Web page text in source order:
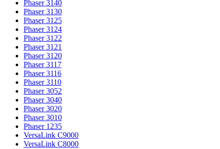
Phaser 3140
Phaser 3130
Phaser 3125
Phaser 3124
Phaser 3122
Phaser 3121
Phaser 3120
Phaser 3117
Phaser 3116
Phaser 3110
Phaser 3052
Phaser 3040
Phaser 3020
Phaser 3010
Phaser 1235
VersaLink C9000
VersaLink C8000